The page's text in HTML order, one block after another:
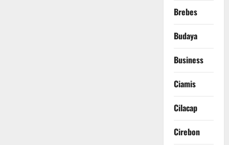
Brebes
Budaya
Business
Ciamis
Cilacap
Cirebon